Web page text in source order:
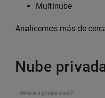
Multinube
Analicemos más de
Nube